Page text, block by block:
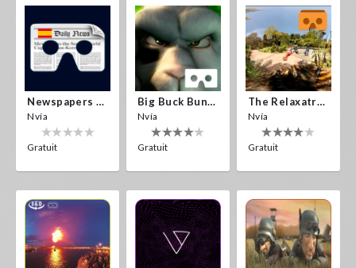
Newspapers Spain VR
Nvía
Gratuit
Big Buck Bunny
Nvía
Gratuit
The Relaxatron
Nvía
Gratuit